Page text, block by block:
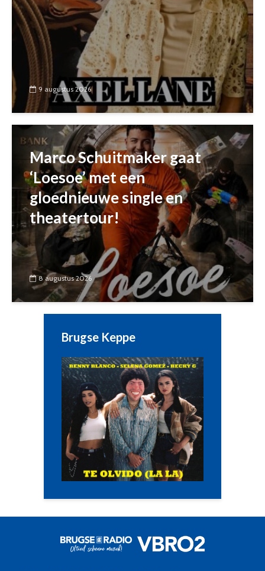
9 augustus 2026
Marco Schuitmaker gaat
‘Loesoe’ met een
gloednieuwe single en
theatertour!
8 augustus 2026
Brugse Keppe